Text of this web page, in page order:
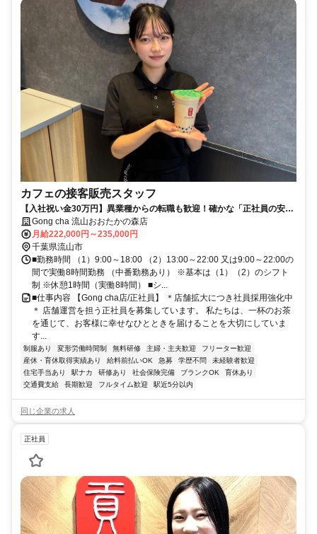
カフェの接客販売スタッフ
【入社祝い金30万円】異業種からの転職も歓迎！確かな「正社員の安
定」を手に入れませんか？ 充実の手当＆年休107日で、プライベートの
時間もガッチリ守れます！
Gong cha 流山おおたかの森店
月給222,000円～235,000円
千葉県流山市
■勤務時間 （1）9:00～18:00 （2）13:00～22:00 又は9:00～22:00の
間で実働8時間勤務 （中番勤務あり） ※基本は（1）（2）のシフト
制 ※休憩1時間（実働8時間） ■シ...
■仕事内容 【Gong cha店/正社員】 ＊店舗拡大につき社員採用強化中
＊ 店舗運営を担う正社員を募集しています。 私たちは、一杯のお茶
を通じて、お客様に幸せなひとときを届けることを大切にしていま
す...
制服あり 変形労働時間制 無料研修 主婦・主夫歓迎
フリーター歓迎
産休・育休取得実績あり
給料前払いOK 急募 学歴不問
未経験者歓迎
住宅手当あり
駅ナカ 研修あり 社会保険完備 ブランクOK
育休あり
交通費支給
長期歓迎 フルタイム歓迎 駅近5分以内
同じ企業の求人
正社員